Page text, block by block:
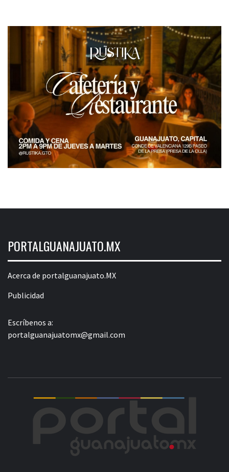
PORTALGUANAJUATO.MX
Acerca de portalguanajuato.MX
Publicidad
Escríbenos a:
portalguanajuatomx@gmail.com